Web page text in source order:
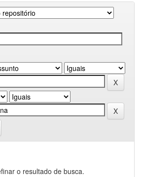
o resultado de busca.